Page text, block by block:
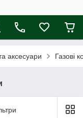
аксесуари Газові